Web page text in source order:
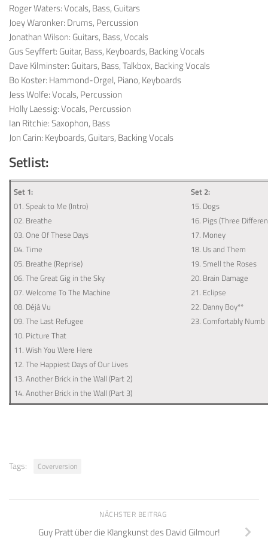
Roger Waters: Vocals, Bass, Guitars
Joey Waronker: Drums, Percussion
Jonathan Wilson: Guitars, Bass, Vocals
Gus Seyffert: Guitar, Bass, Keyboards, Backing Vocals
Dave Kilminster: Guitars, Bass, Talkbox, Backing Vocals
Bo Koster: Hammond-Orgel, Piano, Keyboards
Jess Wolfe: Vocals, Percussion
Holly Laessig: Vocals, Percussion
Ian Ritchie: Saxophon, Bass
Jon Carin: Keyboards, Guitars, Backing Vocals
Setlist:
Set 1:
01. Speak to Me (Intro)
02. Breathe
03. One Of These Days
04. Time
05. Breathe (Reprise)
06. The Great Gig in the Sky
07. Welcome To The Machine
08. Déjà Vu
09. The Last Refugee
10. Picture That
11. Wish You Were Here
12. The Happiest Days of Our Lives
13. Another Brick in the Wall (Part 2)
14. Another Brick in the Wall (Part 3)
Set 2:
15. Dogs
16. Pigs (Three
17. Money
18. Us and Them
19. Smell the Roses
20. Brain Damage
21. Eclipse
22. Danny Boy**
23. Comfortably Numb
Tags: Coverversion
NÄCHSTER BEITRAG
Guy Pratt über die Klangkunst des David Gilmour!